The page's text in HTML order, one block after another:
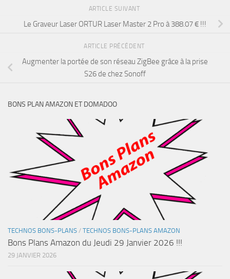
ARTICLE SUIVANT
Le Graveur Laser ORTUR Laser Master 2 Pro à 388.07 € !!!
ARTICLE PRÉCÉDENT
Augmenter la portée de son réseau ZigBee grâce à la prise
S26 de chez Sonoff
BONS PLAN AMAZON ET DOMADOO
TECHNOS BONS-PLANS / TECHNOS BONS-PLANS AMAZON
Bons Plans Amazon du Jeudi 29 Janvier 2026 !!!
29 JANVIER 2026